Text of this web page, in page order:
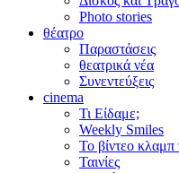
Photo stories
θέατρο
Παραστάσεις
θεατρικά νέα
Συνεντεύξεις
cinema
Τι Είδαμε;
Weekly Smiles
Το βίντεο
Ταινίες